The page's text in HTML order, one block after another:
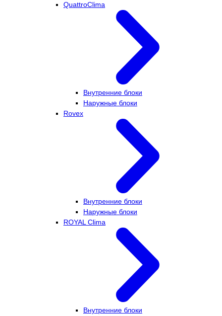
QuattroClima
Внутренние блоки
Наружные блоки
Rovex
Внутренние блоки
Наружные блоки
ROYAL Clima
Внутренние блоки